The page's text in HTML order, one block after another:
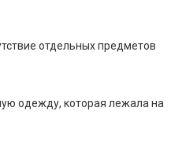
отдельных предметов
одежду, которая лежала на